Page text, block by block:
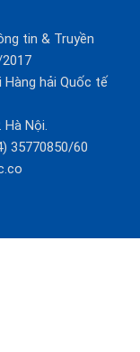
tin & Truyền
hải Quốc tế
Hà Nội.
35770850/60